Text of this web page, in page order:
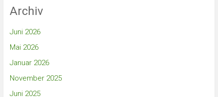
Archiv
Juni 2026
Mai 2026
Januar 2026
November 2025
Juni 2025